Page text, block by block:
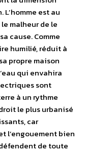
est au
malheur de le
cause. Comme
humilié, réduit à
propre maison
qui envahira
sont
à un rythme
le plus urbanisé
car
l’engouement bien
de toute